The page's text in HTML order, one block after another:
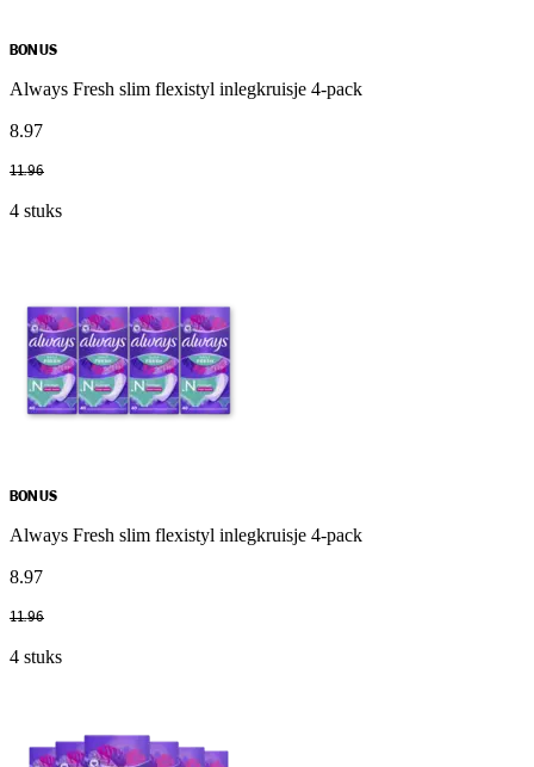
BONUS
Always Fresh slim flexistyl inlegkruisje 4-pack
8.97
11.96
4 stuks
BONUS
Always Fresh slim flexistyl inlegkruisje 4-pack
8.97
11.96
4 stuks